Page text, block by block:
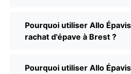
Pourquoi utiliser Allo
rachat d'épave à Brest ?
Pourquoi utiliser Allo